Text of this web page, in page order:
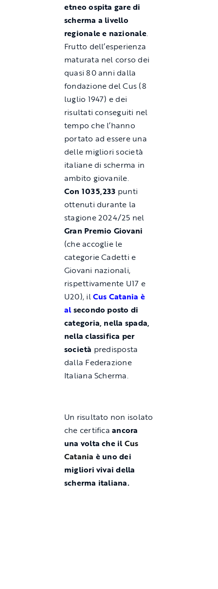
etneo ospita gare di
scherma a livello
regionale e nazionale.
Frutto dell’esperienza
maturata nel corso dei
quasi 80 anni dalla
fondazione del Cus (8
luglio 1947) e dei
risultati conseguiti nel
tempo che l’hanno
portato ad essere una
delle migliori società
italiane di scherma in
ambito giovanile.
Con 1035,233 punti
ottenuti durante la
stagione 2024/25 nel
Gran Premio Giovani
(che accoglie le
categorie Cadetti e
Giovani nazionali,
rispettivamente U17 e
U20), ilCus Catania è
al secondo posto di
categoria, nella spada,
nella classifica per
società predisposta
dalla Federazione
Italiana Scherma.
Un risultato non isolato
che certifica ancora
una volta che il Cus
Catania è uno dei
migliori vivai della
scherma italiana.